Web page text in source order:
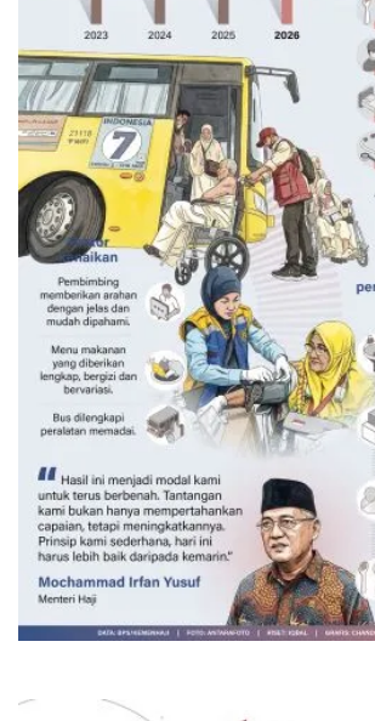
Layanan haji Indonesia
memuaskan
21 jam lalu